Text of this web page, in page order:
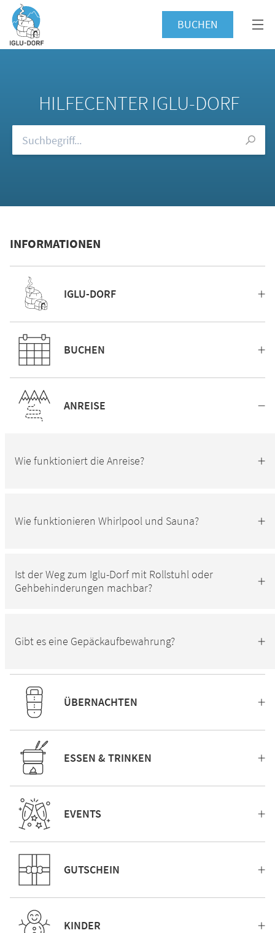
BUCHEN
HILFECENTER IGLU-DORF
INFORMATIONEN
IGLU-DORF
BUCHEN
ANREISE
Wie funktioniert die Anreise?
Wie funktionieren Whirlpool und Sauna?
Ist der Weg zum Iglu-Dorf mit Rollstuhl oder
Gehbehinderungen machbar?
Gibt es eine Gepäckaufbewahrung?
ÜBERNACHTEN
ESSEN & TRINKEN
EVENTS
GUTSCHEIN
KINDER